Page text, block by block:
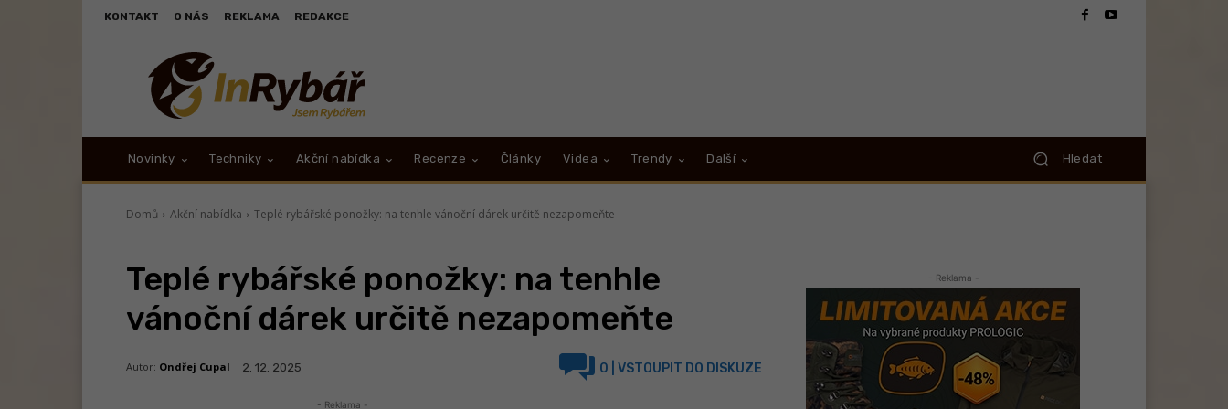
KONTAKT O NÁS REKLAMA REDAKCE
Novinky Techniky Akční nabídka Recenze Články Videa Trendy Další Hledat
Domů Akční nabídka Teplé rybářské ponožky: na tenhle vánoční dárek určitě nezapomeňte
Teplé rybářské ponožky: na tenhle
vánoční dárek určitě nezapomeňte
Autor: Ondřej Cupal 2. 12. 2025 0 | VSTOUPIT DO DISKUZE
- Reklama -
- Reklama -